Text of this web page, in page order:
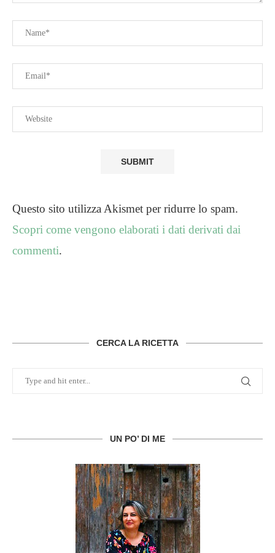
Questo sito utilizza Akismet per ridurre lo spam.
Scopri come vengono elaborati i dati derivati dai
commenti.
CERCA LA RICETTA
UN PO’ DI ME